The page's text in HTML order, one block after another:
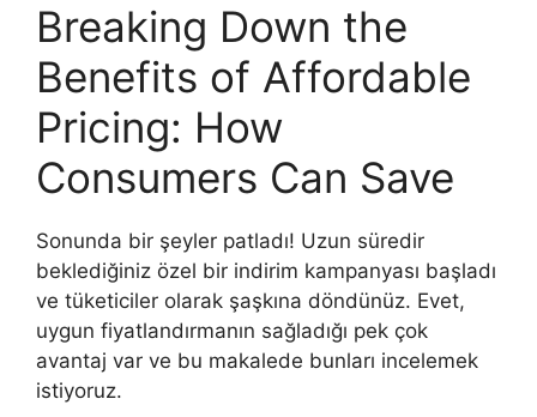
Breaking Down the
Benefits of Affordable
Pricing: How
Consumers Can Save
Sonunda bir şeyler patladı! Uzun süredir
beklediğiniz özel bir indirim kampanyası başladı
ve tüketiciler olarak şaşkına döndünüz. Evet,
uygun fiyatlandırmanın sağladığı pek çok
avantaj var ve bu makalede bunları incelemek
istiyoruz.